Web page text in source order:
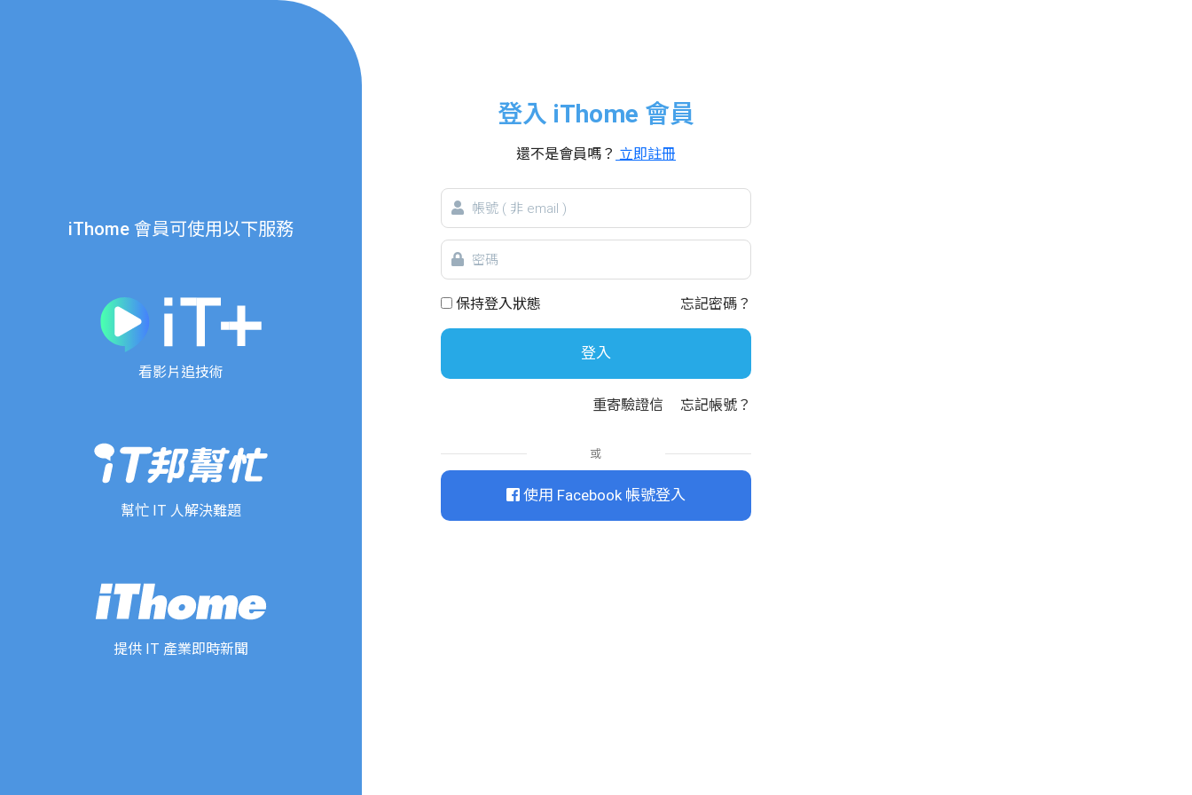
iThome 會員可使用以下服務
看影片追技術
幫忙 IT 人解決難題
提供 IT 產業即時新聞
登入 iThome 會員
還不是會員嗎？ 立即註冊
帳
號
密
碼
保持登入狀態
忘記密碼？
登入
重寄驗證信 忘記帳號？
或
使用 Facebook 帳號登入